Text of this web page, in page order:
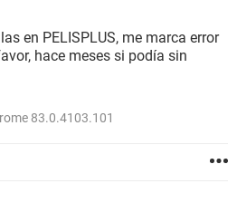
en PELISPLUS, me marca error
hace meses si podía sin
83.0.4103.101